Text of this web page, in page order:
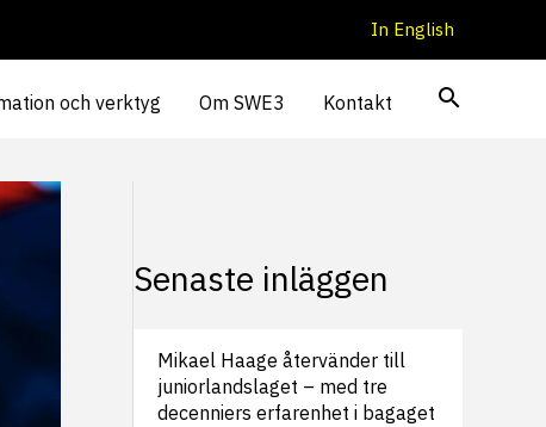
In English
och verktyg Om SWE3 Kontakt
Senaste inläggen
Mikael Haage återvänder till
juniorlandslaget – med tre
decenniers erfarenhet i bagaget